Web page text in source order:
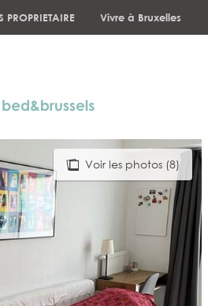
PROPRIETAIRE Vivre à Bruxelles
Voir les photos (8)